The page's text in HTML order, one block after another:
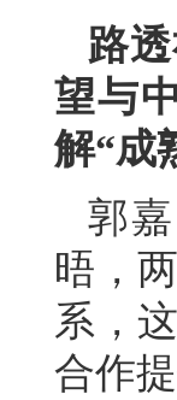
路
望与
解“成
郭
晤，
系，
合作